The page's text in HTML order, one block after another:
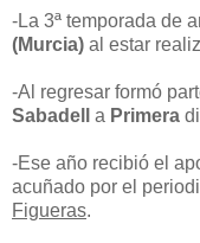
-La 3ª temporada de
(Murcia) al estar
-Al regresar formó
Sabadell
a Primera
-Ese año recibió el
acuñado por el
Figueras.